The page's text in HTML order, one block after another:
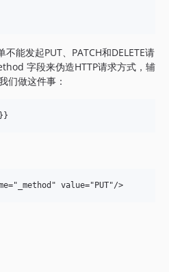
能发起PUT、PATCH和DELETE请
字段来伪造HTTP请求方式，辅
们做这件事：